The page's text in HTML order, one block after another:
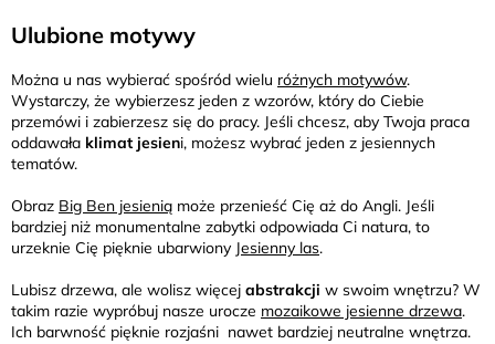
Ulubione motywy
Można u nas wybierać spośród wielu różnych motywów.
Wystarczy, że wybierzesz jeden z wzorów, który do Ciebie
przemówi i zabierzesz się do pracy. Jeśli chcesz, aby Twoja praca
oddawała klimat jesieni, możesz wybrać jeden z jesiennych
tematów.
Obraz Big Ben jesienią może przenieść Cię aż do Angli. Jeśli
bardziej niż monumentalne zabytki odpowiada Ci natura, to
urzeknie Cię pięknie ubarwiony Jesienny las.
Lubisz drzewa, ale wolisz więcej abstrakcji w swoim wnętrzu? W
takim razie wypróbuj nasze urocze mozaikowe jesienne drzewa.
Ich barwność pięknie rozjaśni nawet bardziej neutralne wnętrza.